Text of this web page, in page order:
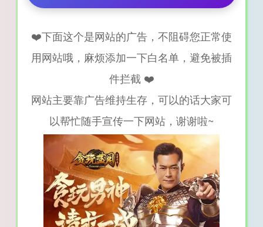
❤️下面这个是网站的广告，不阻碍您正常使
用网站哦，麻烦添加一下白名单，避免被插
件拦截 ❤️
网站主要靠广告维持生存，可以的话大家可
以帮忙随手宣传一下网站，谢谢啦~